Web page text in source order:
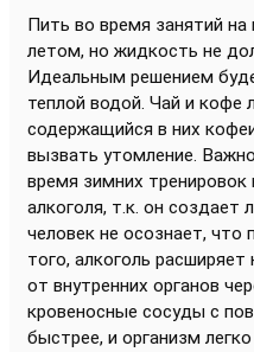
Пить во время занятий
летом, но жидкость не
Идеальным решением
теплой водой. Чай и кофе
содержащийся в них
вызвать утомление.
время зимних
алкоголя, т.к. он
человек не осознает, что
того, алкоголь
от внутренних органов
кровеносные сосуды с
быстрее, и организм